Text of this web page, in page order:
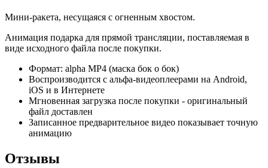
Мини-ракета, несущаяся с огненным хвостом.
Анимация подарка для прямой трансляции, поставляемая в
виде исходного файла после покупки.
Формат: alpha MP4 (маска бок о бок)
Воспроизводится с альфа-видеоплеерами на Android,
iOS и в Интернете
Мгновенная загрузка после покупки - оригинальный
файл доставлен
Записанное предварительное видео показывает точную
анимацию
Отзывы